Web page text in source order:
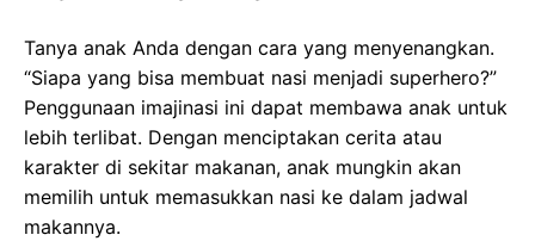
Tanya anak Anda dengan cara yang menyenangkan.
“Siapa yang bisa membuat nasi menjadi superhero?”
Penggunaan imajinasi ini dapat membawa anak untuk
lebih terlibat. Dengan menciptakan cerita atau
karakter di sekitar makanan, anak mungkin akan
memilih untuk memasukkan nasi ke dalam jadwal
makannya.